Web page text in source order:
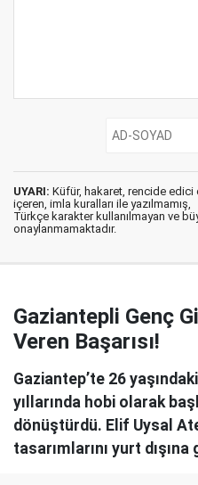
UYARI: Küfür, hakaret, rencide edici
içeren, imla kuralları ile yazılmamış,
Türkçe karakter kullanılmayan ve
onaylanmamaktadır.
Gaziantepli Genç
Veren Başarısı!
Gaziantep’te 26
yıllarında hobi olarak
dönüştürdü. Elif Uysal
tasarımlarını yurt